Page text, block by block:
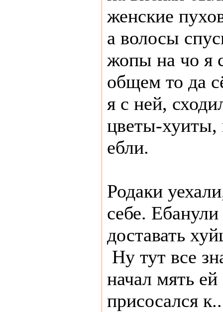
женские
а волосы
жопы на чо я
общем то да
я с ней,
цветы-хуиты,
ебли.
Родаки
себе.
доставать
Ну тут все
начал мять ей
присосался